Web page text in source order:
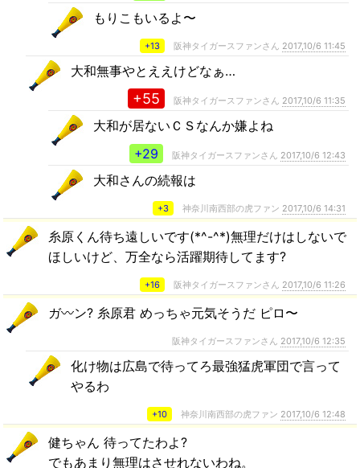
もりこもいるよ〜
+13 阪神タイガースファンさん 2017,10/6 11:45
大和無事やとええけどなぁ…
+55 阪神タイガースファンさん 2017,10/6 11:35
大和が居ないＣＳなんか嫌よね
+29
阪神タイガースファンさん 2017,10/6 12:43
大和さんの続報は
+3 神奈川南西部の虎ファン 2017,10/6 14:31
糸原くん待ち遠しいです(*^-^*)無理だけはしないで
ほしいけど、万全なら活躍期待してます?
+16 阪神タイガースファンさん 2017,10/6 11:26
ガ〰ン? 糸原君 めっちゃ元気そうだ ピロ〜
阪神タイガースファンさん 2017,10/6 12:35
化け物は広島で待ってろ最強猛虎軍団で言って
やるわ
+10 神奈川南西部の虎ファン 2017,10/6 12:48
健ちゃん 待ってたわよ?
でもあまり無理はさせれないわね。